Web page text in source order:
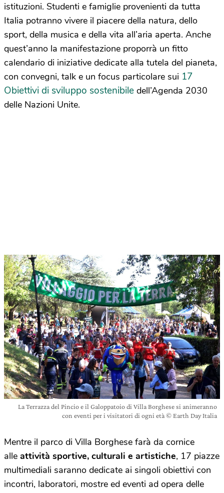
istituzioni. Studenti e famiglie provenienti da tutta
Italia potranno vivere il piacere della natura, dello
sport, della musica e della vita all’aria aperta. Anche
quest’anno la manifestazione proporrà un fitto
calendario di iniziative dedicate alla tutela del pianeta,
con convegni, talk e un focus particolare sui 17
Obiettivi di sviluppo sostenibile dell’Agenda 2030
delle Nazioni Unite.
La Terrazza del Pincio e il Galoppatoio di Villa Borghese si animeranno
con eventi per i visitatori di ogni età © Earth Day Italia
Mentre il parco di Villa Borghese farà da cornice
alle attività sportive, culturali e artistiche, 17 piazze
multimediali saranno dedicate ai singoli obiettivi con
incontri, laboratori, mostre ed eventi ad opera delle